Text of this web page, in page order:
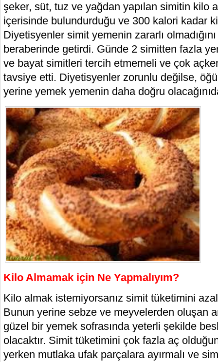
şeker, süt, tuz ve yağdan yapılan simitin kilo
içerisinde bulundurduğu ve 300 kalori kadar
Diyetisyenler simit yemenin zararlı
beraberinde getirdi. Günde 2 simitten fazla
ve bayat simitleri tercih etmemeli ve çok
tavsiye etti. Diyetisyenler zorunlu değilse,
yerine yemek yemenin daha doğru
Kilo Almamak için Ne Yapmalıyım?
Kilo almak istemiyorsanız simit tüketimini
Bunun yerine sebze ve meyvelerden oluşan
güzel bir yemek sofrasında yeterli şekilde
olacaktır. Simit tüketimini çok fazla aç
yerken mutlaka ufak parçalara ayırmalı ve